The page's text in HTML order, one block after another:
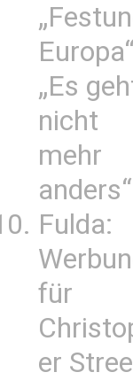
„Es
nicht
mehr
anders“
Fulda:
für
er